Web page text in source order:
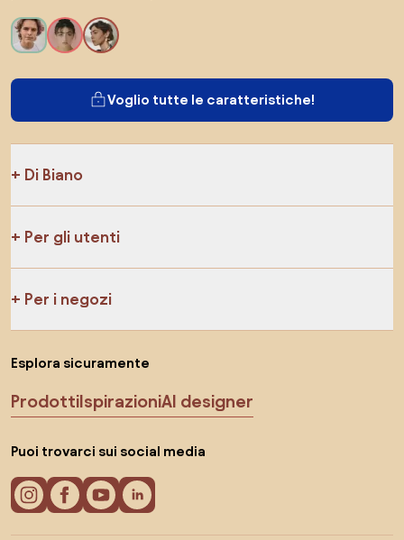
Voglio tutte le caratteristiche!
Di Biano
Per gli utenti
Per i negozi
Esplora sicuramente
ProdottiIspirazioniAI designer
Puoi trovarci sui social media